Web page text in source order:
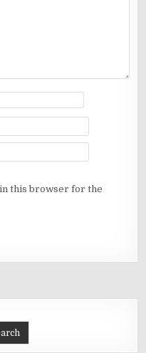
in this browser for the